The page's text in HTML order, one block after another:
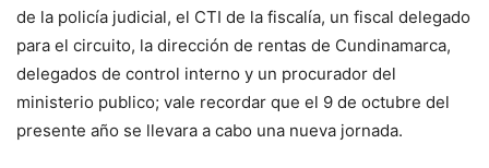
de la policía judicial, el CTI de la fiscalía, un fiscal delegado
para el circuito, la dirección de rentas de Cundinamarca,
delegados de control interno y un procurador del
ministerio publico; vale recordar que el 9 de octubre del
presente año se llevara a cabo una nueva jornada.